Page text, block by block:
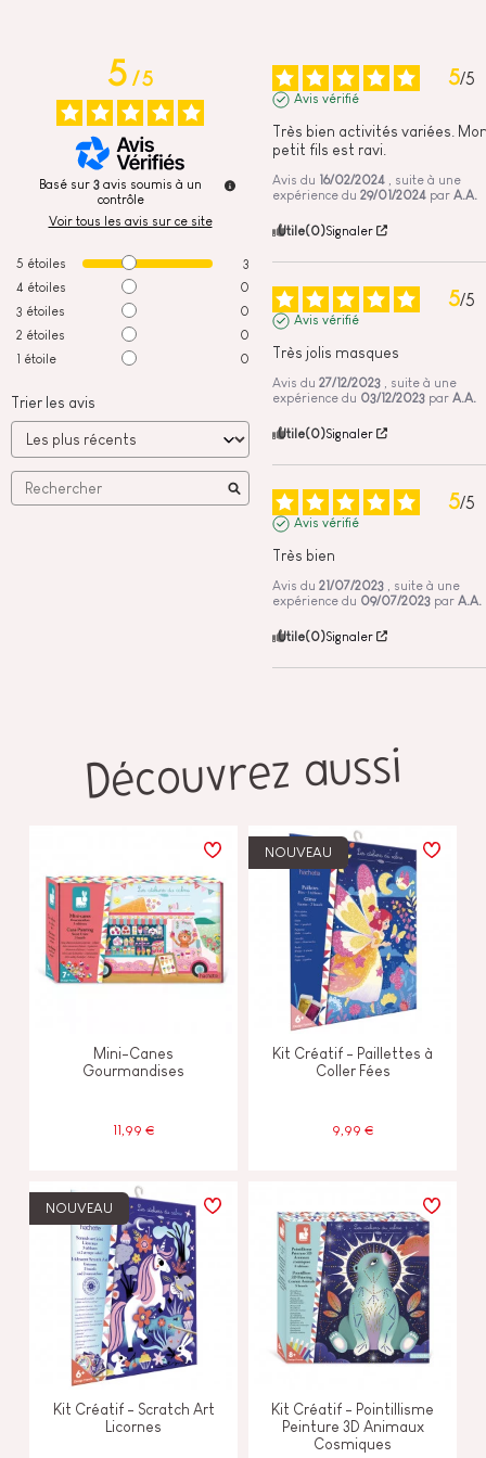
5/5
Basé sur 3 avis soumis à un
contrôle
Voir tous les avis sur ce site
5 étoiles
3
4 étoiles
0
3 étoiles
0
2 étoiles
0
1 étoile 0
Trier les avis
5/5
Avis vérifié
Très bien activités variées.
petit fils est ravi.
Avis du 16/02/2024
, suite à une
expérience du 29/01/2024 par A.A.
Utile(0)Signaler
5/5
Avis vérifié
Très jolis masques
Avis du 27/12/2023
, suite à une
expérience du 03/12/2023 par A.A.
Utile(0)Signaler
5/5
Avis vérifié
Très bien
Avis du 21/07/2023
, suite à une
expérience du 09/07/2023 par A.A.
Utile(0)Signaler
Découvrez aussi
Mini-Canes
Gourmandises
11,99 €
NOUVEAU
Kit Créatif - Paillettes à
Coller Fées
9,99 €
NOUVEAU
Kit Créatif - Scratch Art
Licornes
Kit Créatif - Pointillisme
Peinture 3D Animaux
Cosmiques